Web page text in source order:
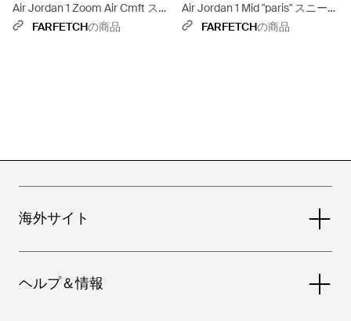
Air Jordan 1 Zoom Air Cmft スニ
ーカー - マルチカラー
FARFETCHの商品
Air Jordan 1 Mid "paris" スニーカ
ー - ホワイト
FARFETCHの商品
海外サイト
ヘルプ＆情報